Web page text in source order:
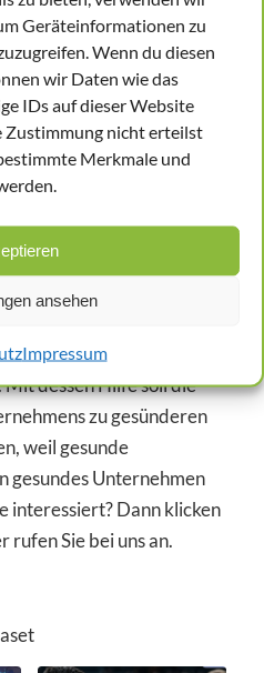
Geräteinformationen zu
Wenn du diesen
wir Daten wie das
IDs auf dieser Website
Zustimmung nicht erteilst
Merkmale und
ansehen
Impressum
ja im
GESÜNDEREN
schwer fassbares
Wohlbefinden einzelner
strukturiert
auch in
hat das Programm
dessen Hilfe soll die
zu gesünderen
weil gesunde
gesundes Unternehmen
interessiert? Dann klicken
rufen Sie bei uns an.